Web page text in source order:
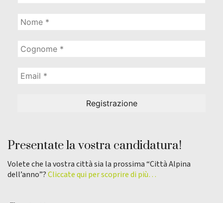
Presentate la vostra candidatura!
Volete che la vostra città sia la prossima “Città Alpina
dell’anno”?Cliccate qui per scoprire di più…